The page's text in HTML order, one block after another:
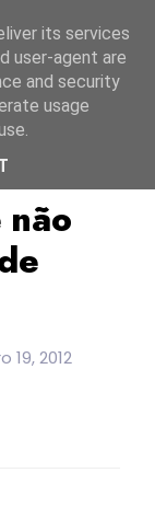
19, 2012
its services
user-agent are
and security
usage